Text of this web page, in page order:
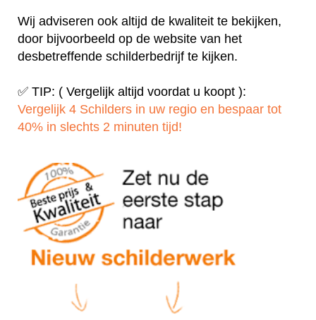
Wij adviseren ook altijd de kwaliteit te bekijken,
door bijvoorbeeld op de website van het
desbetreffende schilderbedrijf te kijken.
✅ TIP: ( Vergelijk altijd voordat u koopt ):
Vergelijk 4 Schilders in uw regio en bespaar tot
40% in slechts 2 minuten tijd!